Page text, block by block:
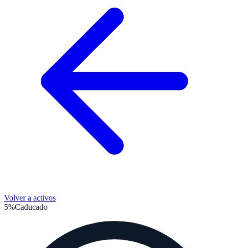
Volver a activos
5%Caducado